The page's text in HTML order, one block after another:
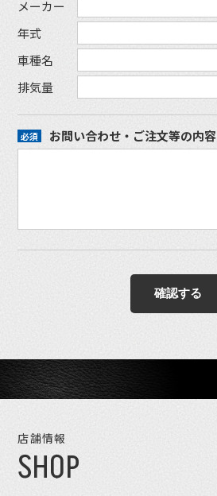
メーカー
年式
車種名
排気量
お問い合わせ・ご注文等の内容
店舗情報
SHOP